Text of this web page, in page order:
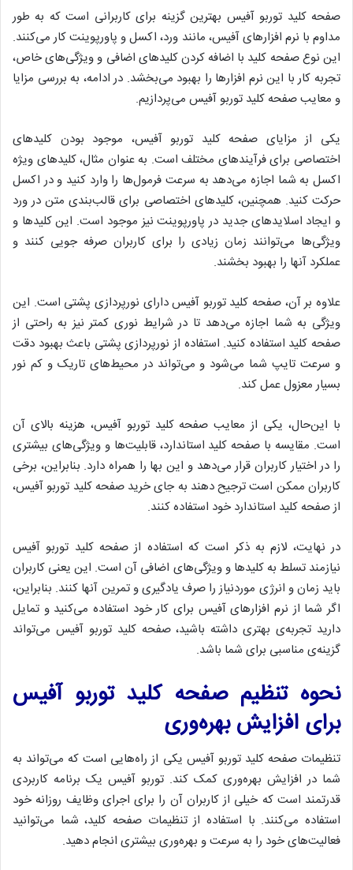
صفحه کلید توربو آفیس بهترین گزینه برای کاربرانی است که به طور
مداوم با نرم افزارهای آفیس، مانند ورد، اکسل و پاورپوینت کار می‌کنند.
این نوع صفحه کلید با اضافه کردن کلید‌های اضافی و ویژگی‌های خاص،
تجربه کار با این نرم افزارها را بهبود می‌بخشد. در ادامه، به بررسی مزایا
و معایب صفحه کلید توربو آفیس می‌پردازیم.
یکی از مزایای صفحه کلید توربو آفیس، موجود بودن کلید‌های
اختصاصی برای فرآیندهای مختلف است. به عنوان مثال، کلید‌های ویژه
اکسل به شما اجازه می‌دهد به سرعت فرمول‌ها را وارد کنید و در اکسل
حرکت کنید. همچنین، کلید‌های اختصاصی برای قالب‌بندی متن در ورد
و ایجاد اسلایدهای جدید در پاورپوینت نیز موجود است. این کلید‌ها و
ویژگی‌ها می‌توانند زمان زیادی را برای کاربران صرفه جویی کنند و
عملکرد آنها را بهبود بخشند.
علاوه بر آن، صفحه کلید توربو آفیس دارای نورپردازی پشتی است. این
ویژگی به شما اجازه می‌دهد تا در شرایط نوری کمتر نیز به راحتی از
صفحه کلید استفاده کنید. استفاده از نورپردازی پشتی باعث بهبود دقت
و سرعت تایپ شما می‌شود و می‌تواند در محیط‌های تاریک و کم نور
بسیار معزول عمل کند.
با این‌حال، یکی از معایب صفحه کلید توربو آفیس، هزینه بالای آن
است. مقایسه با صفحه کلید استاندارد، قابلیت‌ها و ویژگی‌های بیشتری
را در اختیار کاربران قرار می‌دهد و این بها را همراه دارد. بنابراین، برخی
کاربران ممکن است ترجیح دهند به جای خرید صفحه کلید توربو آفیس،
از صفحه کلید استاندارد خود استفاده کنند.
در نهایت، لازم به ذکر است که استفاده از صفحه کلید توربو آفیس
نیازمند تسلط به کلید‌ها و ویژگی‌های اضافی آن است. این یعنی کاربران
باید زمان و انرژی موردنیاز را صرف یادگیری و تمرین آنها کنند. بنابراین،
اگر شما از نرم افزارهای آفیس برای کار خود استفاده می‌کنید و تمایل
دارید تجربه‌ی بهتری داشته باشید، صفحه کلید توربو آفیس می‌تواند
گزینه‌ی مناسبی برای شما باشد.
نحوه تنظیم صفحه کلید توربو آفیس
برای افزایش بهره‌وری
تنظیمات صفحه کلید توربو آفیس یکی از راه‌هایی است که می‌تواند به
شما در افزایش بهره‌وری کمک کند. توربو آفیس یک برنامه کاربردی
قدرتمند است که خیلی از کاربران آن را برای اجرای وظایف روزانه خود
استفاده می‌کنند. با استفاده از تنظیمات صفحه کلید، شما می‌توانید
فعالیت‌های خود را به سرعت و بهره‌وری بیشتری انجام دهید.